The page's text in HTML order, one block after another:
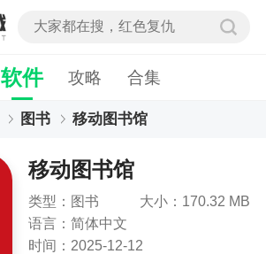
软件 攻略 合集
图书 移动图书馆
移动图书馆
类型：图书
大小：170.32 MB
语言：简体中文
时间：2025-12-12